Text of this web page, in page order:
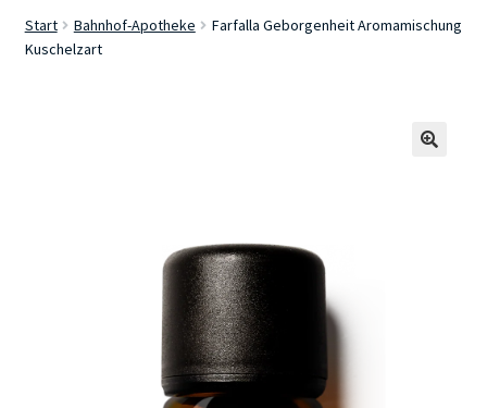
Servicer
Start Bahnhof-Apotheke
Farfalla Geborgenheit Aromamischung
Kuschelzart